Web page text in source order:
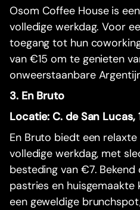
Osom Coffee House is
volledige werkdag. Voor
toegang tot hun
van €15 om te genieten
onweerstaanbare
3. En Bruto
Locatie: C. de San Lucas,
En Bruto biedt een
volledige werkdag, met
besteding van €7.
pastries en
een geweldige